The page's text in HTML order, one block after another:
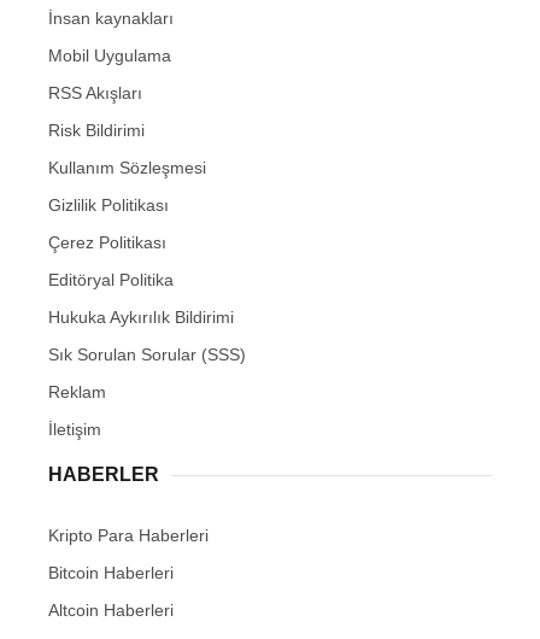
İnsan kaynakları
Mobil Uygulama
RSS Akışları
Risk Bildirimi
Kullanım Sözleşmesi
Gizlilik Politikası
Çerez Politikası
Editöryal Politika
Hukuka Aykırılık Bildirimi
Sık Sorulan Sorular (SSS)
Reklam
İletişim
HABERLER
Kripto Para Haberleri
Bitcoin Haberleri
Altcoin Haberleri